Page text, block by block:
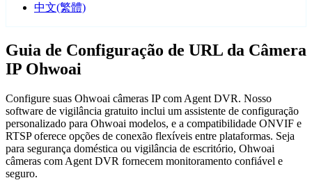
中文(繁體)
Guia de Configuração de URL da Câmera
IP Ohwoai
Configure suas Ohwoai câmeras IP com Agent DVR. Nosso
software de vigilância gratuito inclui um assistente de configuração
personalizado para Ohwoai modelos, e a compatibilidade ONVIF e
RTSP oferece opções de conexão flexíveis entre plataformas. Seja
para segurança doméstica ou vigilância de escritório, Ohwoai
câmeras com Agent DVR fornecem monitoramento confiável e
seguro.